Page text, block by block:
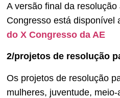
A versão final da
Congresso está disponível
do X Congresso da AE
2/projetos de resolução
Os projetos de resolução
mulheres, juventude, meio-